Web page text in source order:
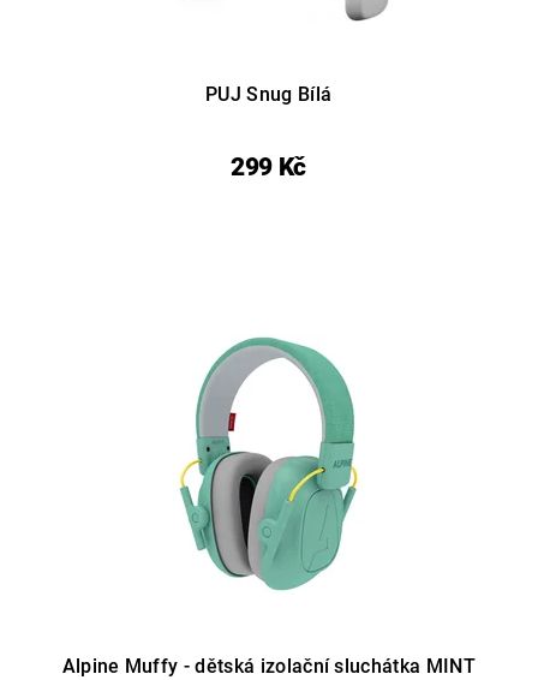
PUJ Snug Bílá
299 Kč
Alpine Muffy - dětská izolační sluchátka MINT